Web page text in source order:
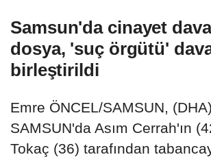
Samsun'da cinayet
dosya, 'suç örgütü'
birleştirildi
Emre ÖNCEL/SAMSUN,
SAMSUN'da Asım Cerrah'ın
Tokaç (36) tarafından